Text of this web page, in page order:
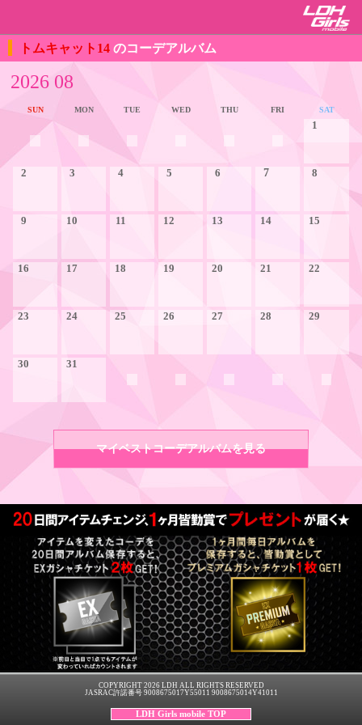
トムキャット14 のコーデアルバム
2026 08
SUN MON TUE WED THU FRI SAT
1
2 3 4 5 6 7 8
9 10 11 12 13 14 15
16 17 18 19 20 21 22
23 24 25 26 27 28 29
30 31
マイベストコーデアルバムを見る
COPYRIGHT 2026 LDH ALL RIGHTS RESERVED
JASRAC許諾番号 9008675017Y55011 9008675014Y41011
LDH Girls mobile TOP